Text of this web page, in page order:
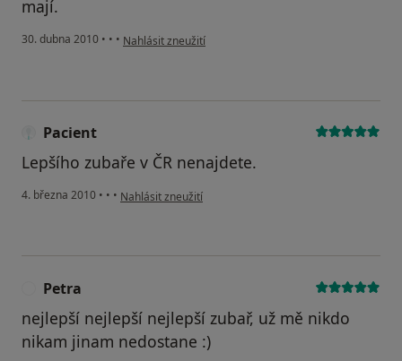
mají.
30. dubna 2010 • • • podle názoru uživatele Pacient
Nahlásit zneužití
Pacient
Lepšího zubaře v ČR nenajdete.
4. března 2010 • • • podle názoru uživatele Pacient
Nahlásit zneužití
Petra
nejlepší nejlepší nejlepší zubař, už mě nikdo
nikam jinam nedostane :)